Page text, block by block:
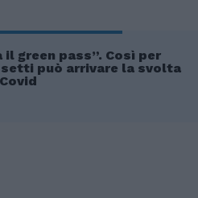
il green pass”. Così per
può arrivare la svolta